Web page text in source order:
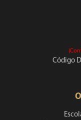
Código